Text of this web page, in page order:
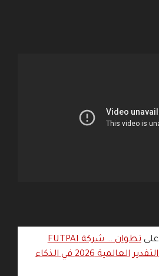
على
تطوان … شركة FUTPAI
تحصد جائزة التقدير العالمية 2026 في الذكاء